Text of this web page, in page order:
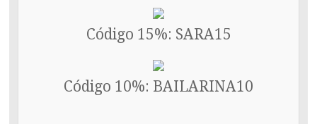
Código 15%: SARA15
Código 10%: BAILARINA10